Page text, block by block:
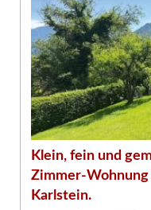
Klein, fein und
Zimmer-
Karlstein.